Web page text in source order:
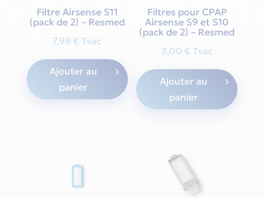
Filtre Airsense S11
(pack de 2) – Resmed
7,99€ Tvac
Ajouter au
panier
Filtres pour CPAP
Airsense S9 et S10
(pack de 2) – Resmed
3,00 € Tvac
Ajouter au
panier